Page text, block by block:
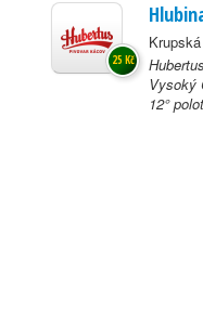
Vysoký
12°
25 Kč